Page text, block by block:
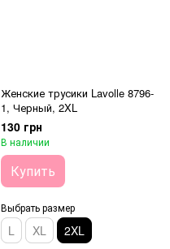
Женские трусики Lavolle 8796-
1, Черный, 2XL
130 грн
В наличии
Купить
Выбрать размер
L XL 2XL